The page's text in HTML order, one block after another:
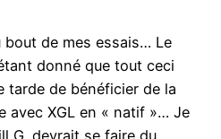
bout de mes essais… Le
donné que tout ceci
tarde de bénéficier de la
avec XGL en « natif »… Je